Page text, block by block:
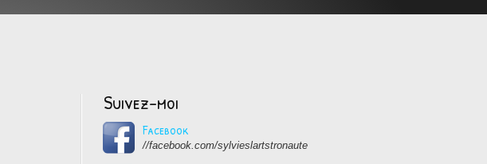
Suivez-moi
Facebook
//facebook.com/sylvieslartstronaute